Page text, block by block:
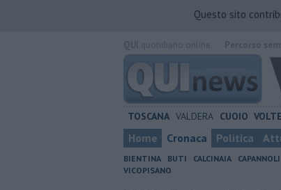
Questo sito
TOSCANA VALDERA CUOIO
Home Cronaca Politica
BIENTINA BUTI CALCINAIA CAPANNOLI
VICOPISANO